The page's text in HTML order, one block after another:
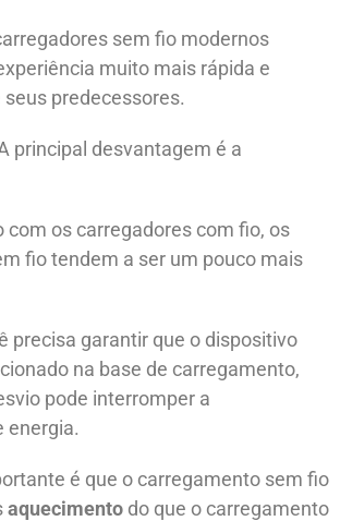
sem fio modernos
muito mais rápida e
predecessores.
principal desvantagem é a
com os carregadores com fio, os
fio tendem a ser um pouco mais
precisa garantir que o dispositivo
na base de carregamento,
pode interromper a
energia.
é que o carregamento sem fio
aquecimento do que o carregamento